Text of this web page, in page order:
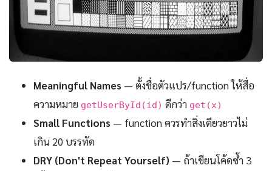
Meaningful Names — ตั้งชื่อตัวแปร/function ให้สื่อ
ความหมาย getUserById(id) ดีกว่า get(x)
Small Functions — function ควรทำสิ่งเดียวยาวไม่
เกิน 20 บรรทัด
DRY (Don't Repeat Yourself) — ถ้าเขียนโค้ดซ้ำ 3